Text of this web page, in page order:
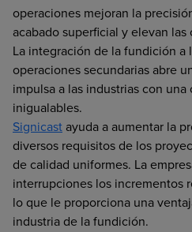
operaciones mejoran la
acabado superficial y elevan
La integración de la fundición a
operaciones secundarias abre
impulsa a las industrias con
inigualables.
Signicast ayuda a aumentar la
diversos requisitos de los
de calidad uniformes. La
interrupciones los incrementos
lo que le proporciona una
industria de la fundición.